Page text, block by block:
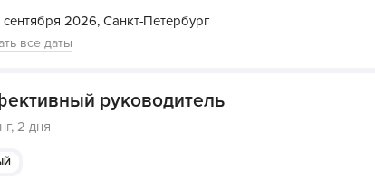
сентября 2026,Санкт-Петербург
все даты
руководитель
2 дня